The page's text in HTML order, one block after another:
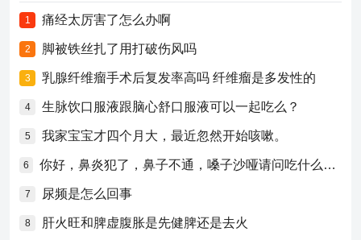
1 痛经太厉害了怎么办啊
2 脚被铁丝扎了用打破伤风吗
3 乳腺纤维瘤手术后复发率高吗 纤维瘤是多发性的
4 生脉饮口服液跟脑心舒口服液可以一起吃么？
5 我家宝宝才四个月大，最近忽然开始咳嗽。
6 你好，鼻炎犯了，鼻子不通，嗓子沙哑请问吃什么药比较好？
7 尿频是怎么回事
8 肝火旺和脾虚腹胀是先健脾还是去火